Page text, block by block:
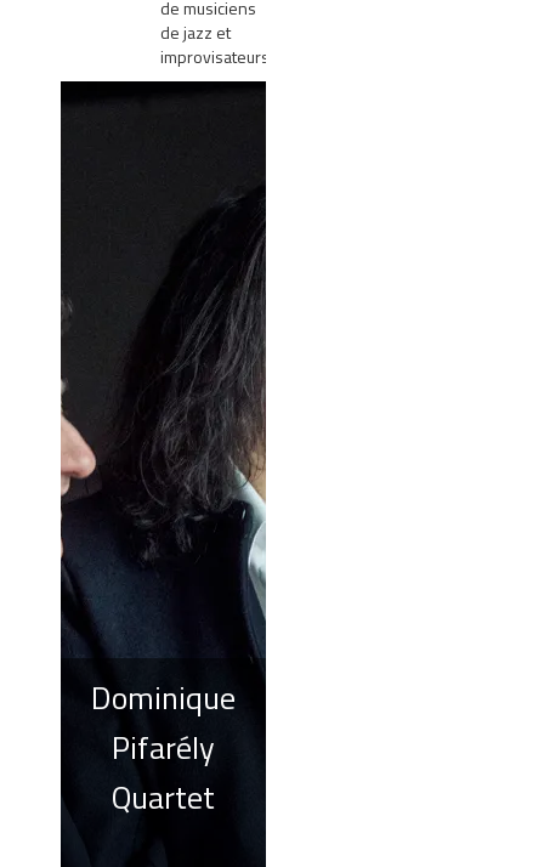
de musiciens
de jazz et
improvisateurs.
Dominique
Pifarély
Quartet